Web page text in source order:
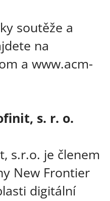
soutěže a
na
a www.acm-
s. r. o.
s.r.o. je členem
New Frontier
digitální